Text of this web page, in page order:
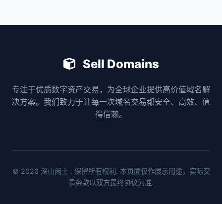
Sell Domains
专注于优质数字资产交易，为全球企业提供高价值域名解
决方案。我们致力于让每一次域名交易都安全、高效、值
得信赖。
© 2026 深山闲士. 保留所有权利. 本页面仅作展示用途，实际交
易条款以双方最终协议为准.